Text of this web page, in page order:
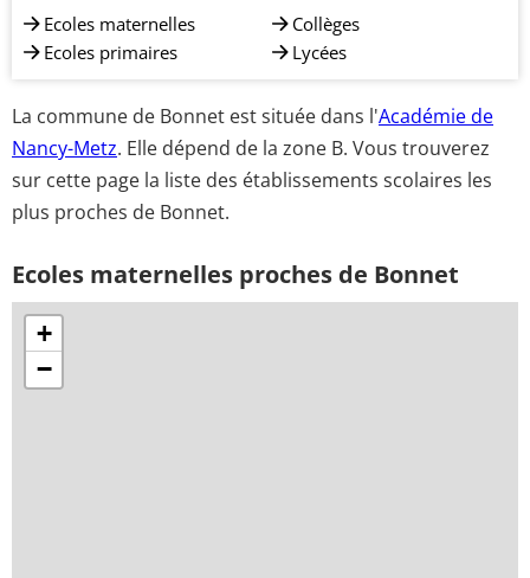
Ecoles maternelles
Ecoles primaires
Collèges
Lycées
La commune de Bonnet est située dans l'Académie de
Nancy-Metz. Elle dépend de la zone B. Vous trouverez
sur cette page la liste des établissements scolaires les
plus proches de Bonnet.
Ecoles maternelles proches de Bonnet
+
−